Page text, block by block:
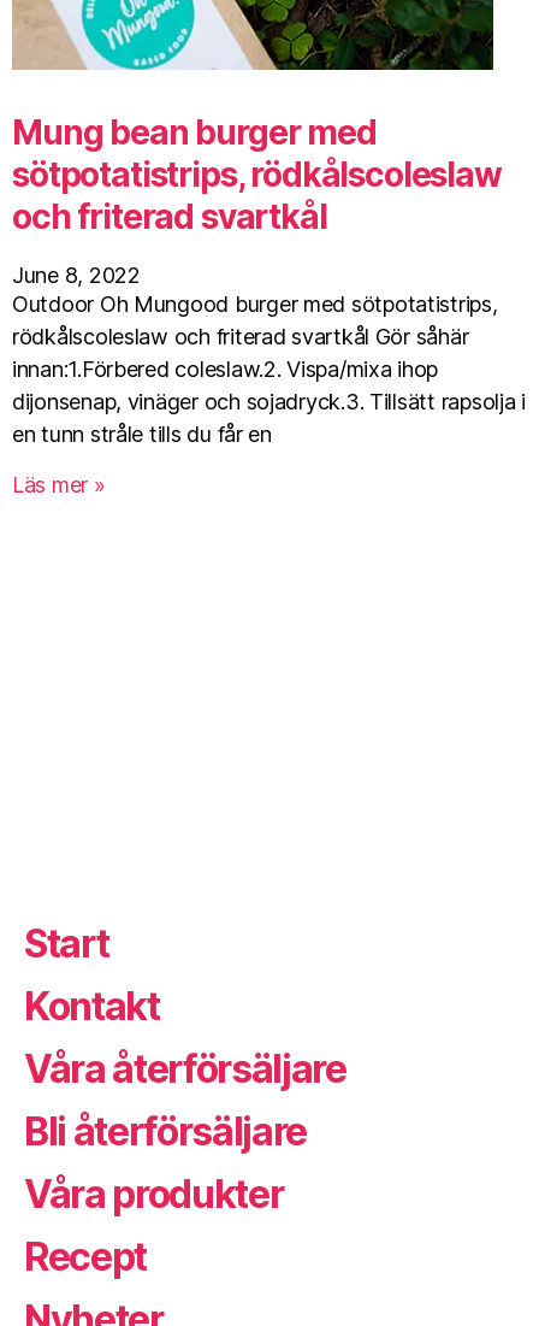
Mung bean burger med
sötpotatistrips, rödkålscoleslaw
och friterad svartkål
June 8, 2022
Outdoor Oh Mungood burger med sötpotatistrips,
rödkålscoleslaw och friterad svartkål Gör såhär
innan:1.Förbered coleslaw.2. Vispa/mixa ihop
dijonsenap, vinäger och sojadryck.3. Tillsätt rapsolja i
en tunn stråle tills du får en
Läs mer »
Start
Kontakt
Våra återförsäljare
Bli återförsäljare
Våra produkter
Recept